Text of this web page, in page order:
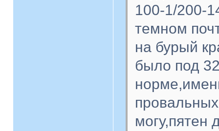
100-1/200-
темном
на бурый
было под
могу,пятен